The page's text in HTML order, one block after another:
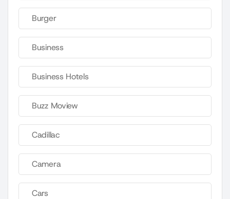
Burger
Business
Business Hotels
Buzz Moview
Cadillac
Camera
Cars